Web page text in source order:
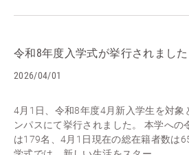
令和8年度入学式が挙行されました
2026/04/01
4月1日、令和8年度4月新入学生を対象
ンパスにて挙行されました。 本学への
は179名、4月1日現在の総在籍者数は